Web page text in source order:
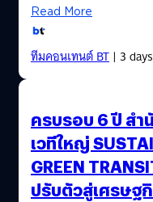
Read More
ทีมคอนเทนต์ BT| 3
ครบรอบ 6 ปี สำ
เวทีใหญ่
GREEN
ปรับตัวสู่เศรษฐ